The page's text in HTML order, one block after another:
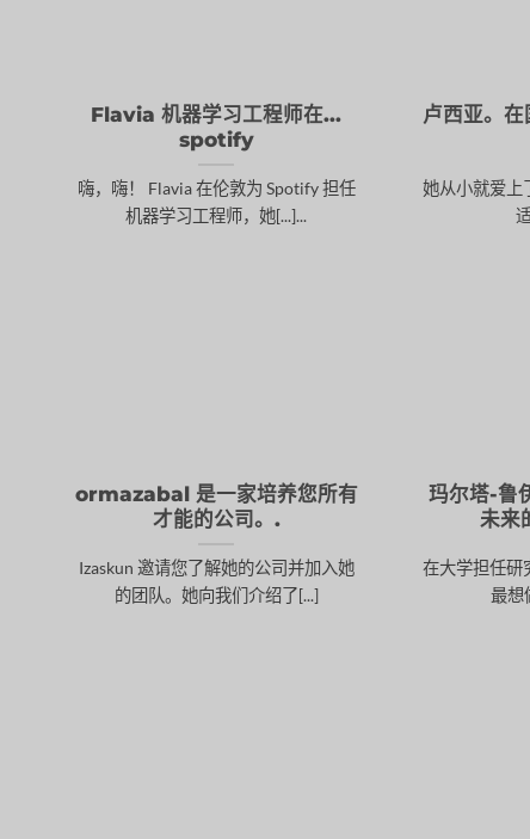
Flavia 机器学习工程师在...
spotify
嗨，嗨！ Flavia 在伦敦为 Spotify 担任
机器学习工程师，她[...]...
卢西亚。
她从小就爱上
ormazabal 是一家培养您所有
才能的公司。.
Izaskun 邀请您了解她的公司并加入她
的团队。她向我们介绍了[...]
玛尔塔-鲁
未来
在大学担任研
最想